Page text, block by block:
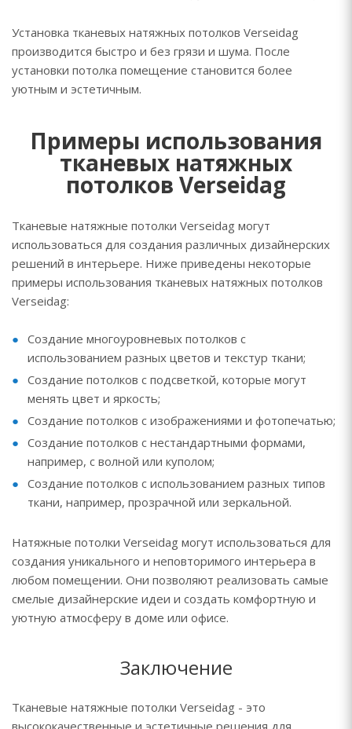
Установка тканевых натяжных потолков Verseidag
производится быстро и без грязи и шума. После
установки потолка помещение становится более
уютным и эстетичным.
Примеры использования
тканевых натяжных
потолков Verseidag
Тканевые натяжные потолки Verseidag могут
использоваться для создания различных дизайнерских
решений в интерьере. Ниже приведены некоторые
примеры использования тканевых натяжных потолков
Verseidag:
Создание многоуровневых потолков с
использованием разных цветов и текстур ткани;
Создание потолков с подсветкой, которые могут
менять цвет и яркость;
Создание потолков с изображениями и фотопечатью;
Создание потолков с нестандартными формами,
например, с волной или куполом;
Создание потолков с использованием разных типов
ткани, например, прозрачной или зеркальной.
Натяжные потолки Verseidag могут использоваться для
создания уникального и неповторимого интерьера в
любом помещении. Они позволяют реализовать самые
смелые дизайнерские идеи и создать комфортную и
уютную атмосферу в доме или офисе.
Заключение
Тканевые натяжные потолки Verseidag - это
высококачественные и эстетичные решения для